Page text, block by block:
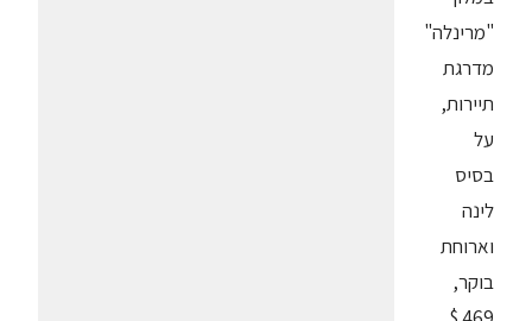
"מרינלה"
מדרגת
תיירות,
על
בסיס
לינה
וארוחת
בוקר,